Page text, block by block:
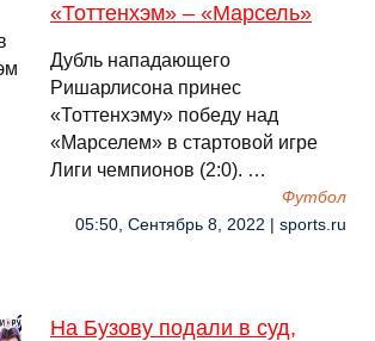
«Тоттенхэм» – «Марсель»
Дубль нападающего
Ришарлисона принес
«Тоттенхэму» победу над
«Марселем» в стартовой игре
Лиги чемпионов (2:0). …
Футбол
05:50, Сентябрь 8, 2022 | sports.ru
На Бузову подали в суд,